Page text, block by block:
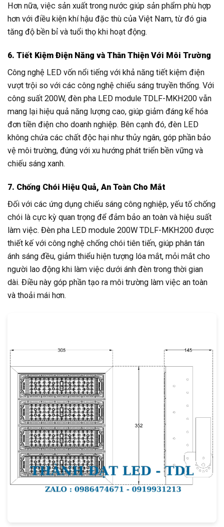
Hơn nữa, việc sản xuất trong nước giúp sản phẩm phù hợp
hơn với điều kiện khí hậu đặc thù của Việt Nam, từ đó gia
tăng độ bền bỉ và tuổi thọ khi hoạt động.
6. Tiết Kiệm Điện Năng và Thân Thiện Với Môi Trường
Công nghệ LED vốn nổi tiếng với khả năng tiết kiệm điện
vượt trội so với các công nghệ chiếu sáng truyền thống. Với
công suất 200W, đèn pha LED module TDLF-MKH200 vẫn
mang lại hiệu quả năng lượng cao, giúp giảm đáng kể hóa
đơn tiền điện cho doanh nghiệp. Bên cạnh đó, đèn LED
không chứa các chất độc hại như thủy ngân, góp phần bảo
vệ môi trường, đúng với xu hướng phát triển bền vững và
chiếu sáng xanh.
7. Chống Chói Hiệu Quả, An Toàn Cho Mắt
Đối với các ứng dụng chiếu sáng công nghiệp, yếu tố chống
chói là cực kỳ quan trọng để đảm bảo an toàn và hiệu suất
làm việc. Đèn pha LED module 200W TDLF-MKH200 được
thiết kế với công nghệ chống chói tiên tiến, giúp phân tán
ánh sáng đều, giảm thiểu hiện tượng lóa mắt, mỏi mắt cho
người lao động khi làm việc dưới ánh đèn trong thời gian
dài. Điều này góp phần tạo ra môi trường làm việc an toàn
và thoải mái hơn.